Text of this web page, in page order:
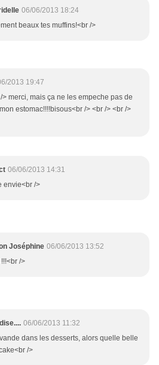
06/06/2013 18:24
beaux tes muffins!<br />
2013 19:47
> merci, mais ça ne les empeche pas de
estomac!!!!bisous<br /> <br /> <br />
06/06/2013 14:31
envie<br />
Joséphine 06/06/2013 13:52
/>
06/06/2013 11:32
dans les desserts, alors quelle belle
/>